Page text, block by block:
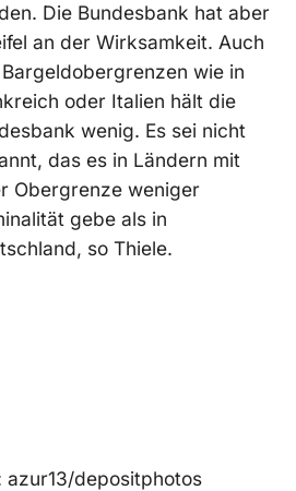
Die Bundesbank hat aber
an der Wirksamkeit. Auch
wie in
oder Italien hält die
wenig. Es sei nicht
das es in Ländern mit
Obergrenze weniger
gebe als in
so Thiele.
azur13/depositphotos